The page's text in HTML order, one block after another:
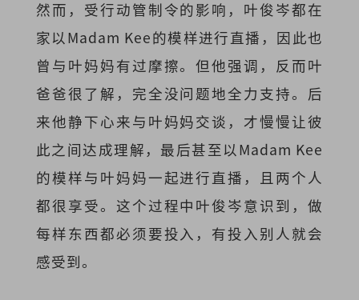
然而，受行动管制令的影响，叶俊岑都在
家以Madam Kee的模样进行直播，因此也
曾与叶妈妈有过摩擦。但他强调，反而叶
爸爸很了解，完全没问题地全力支持。后
来他静下心来与叶妈妈交谈，才慢慢让彼
此之间达成理解，最后甚至以Madam Kee
的模样与叶妈妈一起进行直播，且两个人
都很享受。这个过程中叶俊岑意识到，做
每样东西都必须要投入，有投入别人就会
感受到。